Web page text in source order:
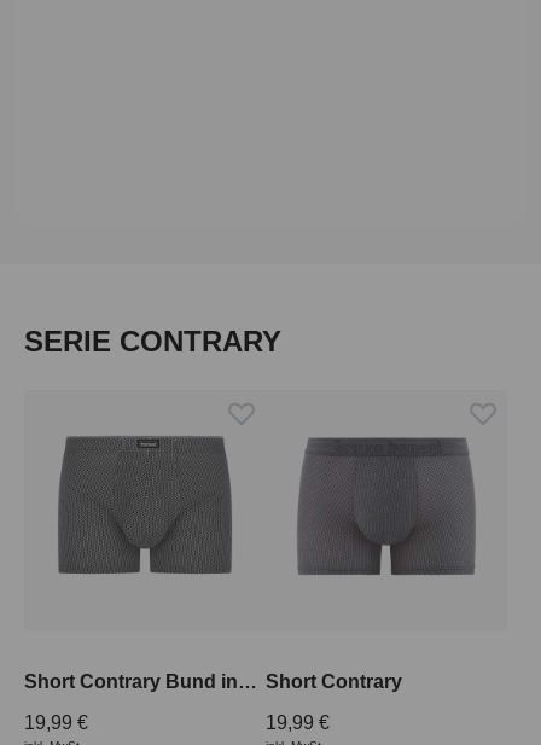
Produktgalerie überspringen
SERIE CONTRARY
Short Contrary Bund innen
19,99 €
Short Contrary
19,99 €